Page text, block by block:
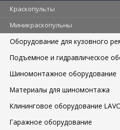
Краскопульты
Миникраскопульны
Оборудование для кузовного
Подъемное и гидравлическое
Шиномонтажное оборудование
Материалы для шиномонтажа
Клининговое оборудование
Гаражное оборудование